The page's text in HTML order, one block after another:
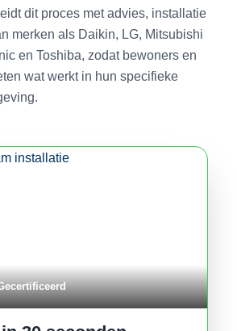
dit proces met advies, installatie
merken als Daikin, LG, Mitsubishi
en Toshiba, zodat bewoners en
wat werkt in hun specifieke